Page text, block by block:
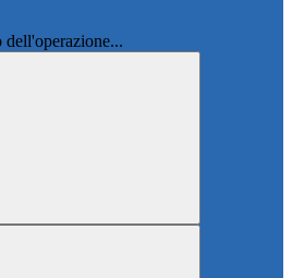
dell'operazione...